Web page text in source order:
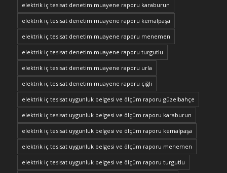
elektrik iç tesisat denetim muayene raporu karaburun
elektrik iç tesisat denetim muayene raporu kemalpaşa
elektrik iç tesisat denetim muayene raporu menemen
elektrik iç tesisat denetim muayene raporu turgutlu
elektrik iç tesisat denetim muayene raporu urla
elektrik iç tesisat denetim muayene raporu çiğli
elektrik iç tesisat uygunluk belgesi ve ölçüm raporu güzelbahçe
elektrik iç tesisat uygunluk belgesi ve ölçüm raporu karaburun
elektrik iç tesisat uygunluk belgesi ve ölçüm raporu kemalpaşa
elektrik iç tesisat uygunluk belgesi ve ölçüm raporu menemen
elektrik iç tesisat uygunluk belgesi ve ölçüm raporu turgutlu